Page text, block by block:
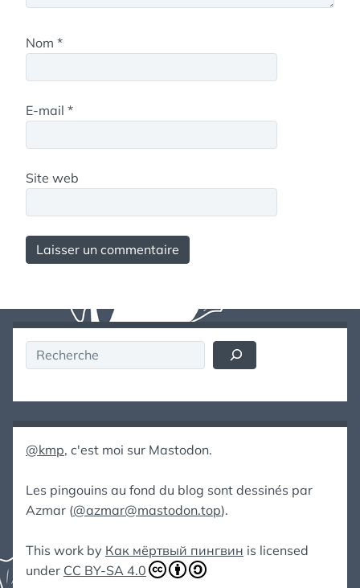
Nom *
E-mail *
Site web
Rechercher
@kmp, c'est moi sur Mastodon.
Les pingouins au fond du blog sont dessinés par
Azmar (@azmar@mastodon.top).
This work by Как мёртвый пингвин is licensed
under CC BY-SA 4.0